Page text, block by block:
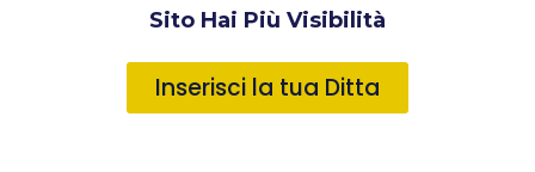
Sito Hai Più Visibilità
Inserisci la tua Ditta